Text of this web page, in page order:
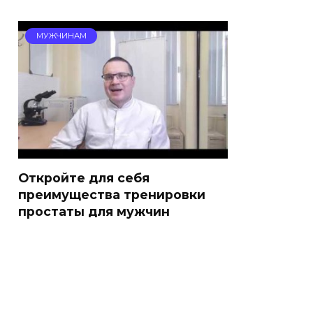
МУЖЧИНАМ
Откройте для себя
преимущества тренировки
простаты для мужчин